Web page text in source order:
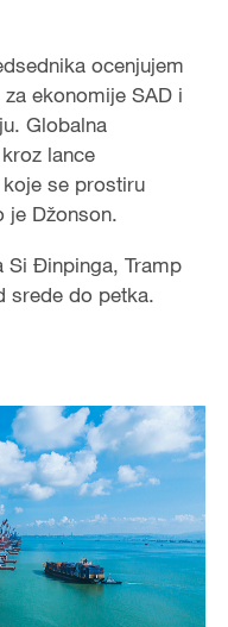
ocenjujem
ekonomije SAD i
Globalna
lance
se prostiru
je Džonson.
Si Đinpinga, Tramp
srede do petka.